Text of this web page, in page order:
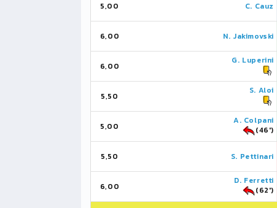
5,00 C. Cauz
6,00 N. Jakimovski
6,00
G. Luperini
5,50
S. Aloi
5,00
A. Colpani
(46')
5,50 S. Pettinari
6,00
D. Ferretti
(62')